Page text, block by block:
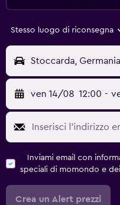
Stesso luogo di riconsegna
Stoccarda,
ven 14/08 12:00 -
Inviami email con
speciali di momondo e
Crea un Alert prezzi